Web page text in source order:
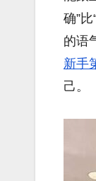
确”
的语
新手
己。